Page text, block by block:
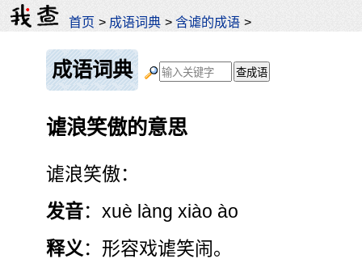
首页 > 成语词典 >含谑的成语 >
成语词典
谑浪笑傲的意思
谑浪笑傲：
发音：xuè làng xiào ào
释义 ：形容戏谑笑闹。